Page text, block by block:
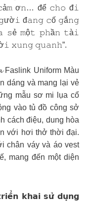
ơ𝚗… để 𝚌𝚑𝚘 đ𝚒
đ𝚊𝚗𝚐 𝚌ố 𝚐ắ𝚗𝚐
𝚖ộ𝚝 𝚙𝚑ầ𝚗 𝚝à𝚒
𝚡𝚞𝚗𝚐 𝚚𝚞𝚊𝚗𝚑”.
Faslink Uniform Màu
dáng và mang lại vẻ
mẫu sơ mi lụa cổ
vào tủ đồ công sở
cách điệu, dung hòa
với hơi thở thời đại.
chân váy và áo vest
mang đến một diện
𝗸𝗵𝗮𝗶 𝘀𝘂̛̉ 𝗱𝘂̣𝗻𝗴